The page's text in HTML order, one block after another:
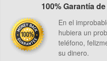
100% Garantía
En el
hubiera un
teléfono,
su dinero.